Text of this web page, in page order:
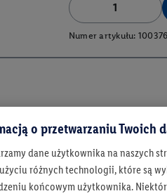
Numer artykułu:
o przetwarzaniu Twoich
dane użytkownika na naszych
różnych technologii, które są
końcowym użytkownika.